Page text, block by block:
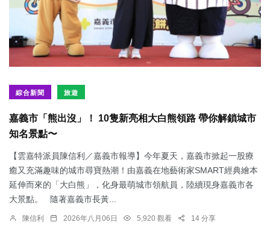
綜合新聞 旅遊
嘉義市「熊出沒」！ 10隻新亮相大白熊領路 帶你解鎖城市
知名景點〜
【雲嘉特派員陳信利／嘉義市報導】今年夏天，嘉義市掀起一股療
癒又充滿趣味的城市尋寶熱潮！由嘉義在地藝術家SMART經典繪本
延伸而來的「大白熊」，化身最萌城市領航員，陸續現身嘉義市各
大景點。 隨著嘉義市長黃...
陳信利 2026年八月06日 5,920 觀看 14 分享